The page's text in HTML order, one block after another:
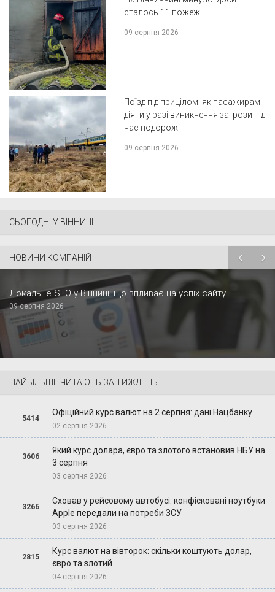
сталось 11 пожеж
09 серпня 2026
Поїзд під прицілом: як пасажирам
діяти у разі виникнення загрози під
час подорожі
09 серпня 2026
СЬОГОДНІ У ВІННИЦІ
НОВИНИ КОМПАНІЙ
Локальне SEO у Вінниці: що впливає на успіх сайту
09 серпня 2026
НАЙБІЛЬШЕ ЧИТАЮТЬ ЗА ТИЖДЕНЬ
5414
Офіційний курс валют на 2 серпня: дані Нацбанку
02 серпня 2026
3606
Який курс долара, євро та злотого встановив НБУ на
3 серпня
03 серпня 2026
3266
Сховав у рейсовому автобусі: конфісковані ноутбуки
Apple передали на потреби ЗСУ
03 серпня 2026
2815
Курс валют на вівторок: скільки коштують долар,
євро та злотий
04 серпня 2026